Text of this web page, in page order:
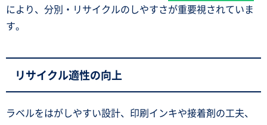
により、分別・リサイクルのしやすさが重要視されていま
す。
リサイクル適性の向上
ラベルをはがしやすい設計、印刷インキや接着剤の工夫、